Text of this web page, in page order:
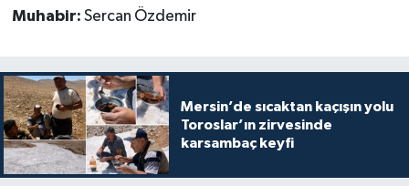
Muhabir: Sercan Özdemir
Mersin’de sıcaktan kaçışın yolu
Toroslar’ın zirvesinde
karsambaç keyfi